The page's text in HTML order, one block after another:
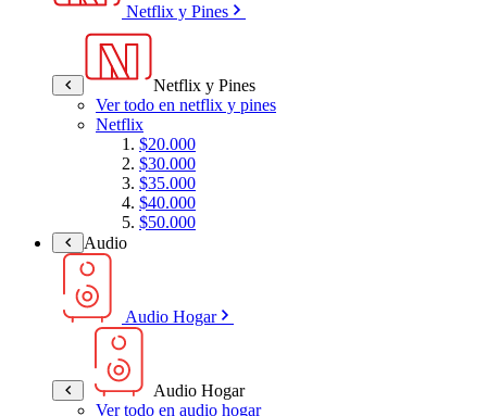
Netflix y Pines
Netflix y Pines
Ver todo en netflix y pines
Netflix
$20.000
$30.000
$35.000
$40.000
$50.000
Audio
Audio Hogar
Audio Hogar
Ver todo en audio hogar